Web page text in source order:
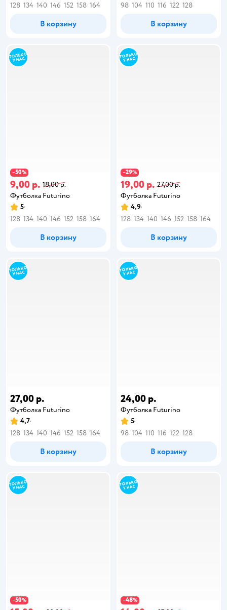
128 134 140 146 152 158 164
В корзину
98 104 110 116 122 128
В корзину
−50%
9,00 р. 18,00 р.
Футболка Futurino
5
128 134 140 146 152 158 164
В корзину
−29%
19,00 р. 27,00 р.
Футболка Futurino
4,9
128 134 140 146 152 158 164
В корзину
27,00 р.
Футболка Futurino
4,7
128 134 140 146 152 158 164
В корзину
24,00 р.
Футболка Futurino
5
98 104 110 116 122 128
В корзину
−50% −48%